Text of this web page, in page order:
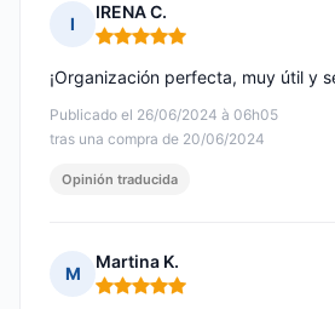
I
IRENA C.
Nota: 5 de 5
Publicado el 26/06/2024 à 06h05
tras una compra de 20/06/2024
¡Organización perfecta, muy útil y
Opinión traducida
M
Martina K.
Nota: 5 de 5